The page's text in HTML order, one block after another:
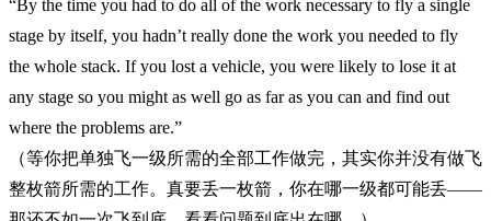
“By the time you had to do all of the work necessary to fly a single
stage by itself, you hadn’t really done the work you needed to fly
the whole stack. If you lost a vehicle, you were likely to lose it at
any stage so you might as well go as far as you can and find out
where the problems are.”
（等你把单独飞一级所需的全部工作做完，其实你并没有做飞
整枚箭所需的工作。真要丢一枚箭，你在哪一级都可能丢——